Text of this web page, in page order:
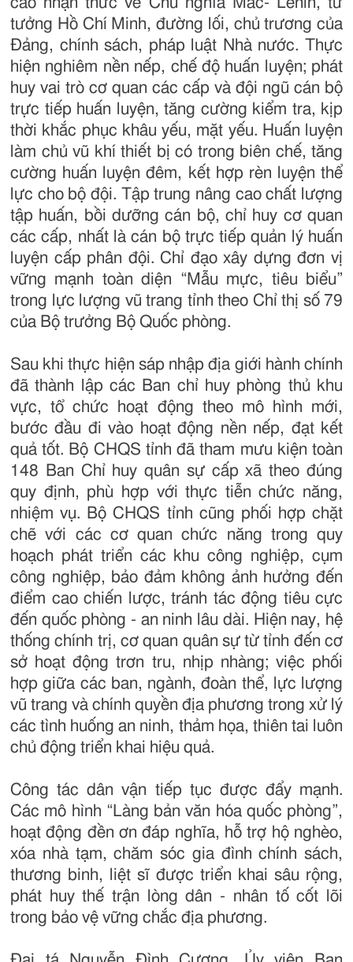
tưởng Hồ Chí Minh, đường lối, chủ trương của
Đảng, chính sách, pháp luật Nhà nước. Thực
hiện nghiêm nền nếp, chế độ huấn luyện; phát
huy vai trò cơ quan các cấp và đội ngũ cán bộ
trực tiếp huấn luyện, tăng cường kiểm tra, kịp
thời khắc phục khâu yếu, mặt yếu. Huấn luyện
làm chủ vũ khí thiết bị có trong biên chế, tăng
cường huấn luyện đêm, kết hợp rèn luyện thể
lực cho bộ đội. Tập trung nâng cao chất lượng
tập huấn, bồi dưỡng cán bộ, chỉ huy cơ quan
các cấp, nhất là cán bộ trực tiếp quản lý huấn
luyện cấp phân đội. Chỉ đạo xây dựng đơn vị
vững mạnh toàn diện “Mẫu mực, tiêu biểu”
trong lực lượng vũ trang tỉnh theo Chỉ thị số 79
của Bộ trưởng Bộ Quốc phòng.
Sau khi thực hiện sáp nhập địa giới hành chính
đã thành lập các Ban chỉ huy phòng thủ khu
vực, tổ chức hoạt động theo mô hình mới,
bước đầu đi vào hoạt động nền nếp, đạt kết
quả tốt. Bộ CHQS tỉnh đã tham mưu kiện toàn
148 Ban Chỉ huy quân sự cấp xã theo đúng
quy định, phù hợp với thực tiễn chức năng,
nhiệm vụ. Bộ CHQS tỉnh cũng phối hợp chặt
chẽ với các cơ quan chức năng trong quy
hoạch phát triển các khu công nghiệp, cụm
công nghiệp, bảo đảm không ảnh hưởng đến
điểm cao chiến lược, tránh tác động tiêu cực
đến quốc phòng - an ninh lâu dài. Hiện nay, hệ
thống chính trị, cơ quan quân sự từ tỉnh đến cơ
sở hoạt động trơn tru, nhịp nhàng; việc phối
hợp giữa các ban, ngành, đoàn thể, lực lượng
vũ trang và chính quyền địa phương trong xử lý
các tình huống an ninh, thảm họa, thiên tai luôn
chủ động triển khai hiệu quả.
Công tác dân vận tiếp tục được đẩy mạnh.
Các mô hình “Làng bản văn hóa quốc phòng”,
hoạt động đền ơn đáp nghĩa, hỗ trợ hộ nghèo,
xóa nhà tạm, chăm sóc gia đình chính sách,
thương binh, liệt sĩ được triển khai sâu rộng,
phát huy thế trận lòng dân - nhân tố cốt lõi
trong bảo vệ vững chắc địa phương.